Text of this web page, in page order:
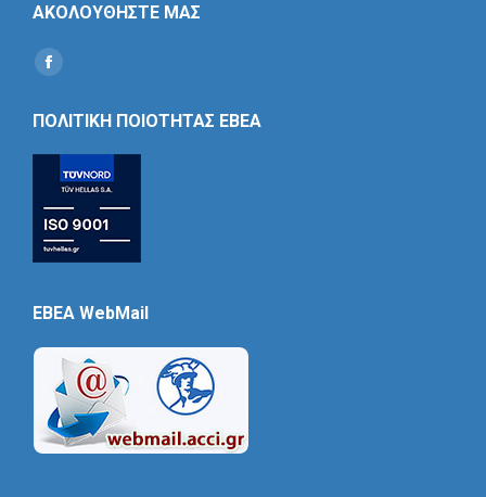
ΑΚΟΛΟΥΘΗΣΤΕ ΜΑΣ
Find us on:
Social
ΠΟΛΙΤΙΚΗ ΠΟΙΟΤΗΤΑΣ ΕΒΕΑ
EBEA WebMail